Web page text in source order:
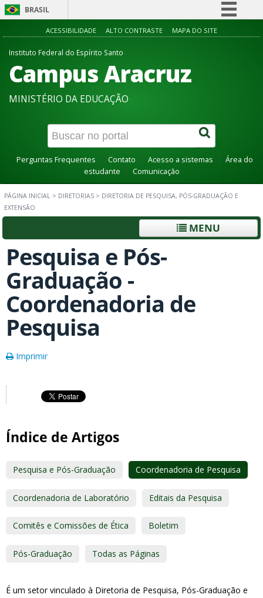
BRASIL
Simplifique!
Acesso à informação
Canais
ACESSIBILIDADE ALTO CONTRASTE MAPA DO SITE
Instituto Federal do Espírito Santo
Campus Aracruz
MINISTÉRIO DA EDUCAÇÃO
Perguntas Frequentes Contato Acesso a sistemas
Área do
estudante
Comunicação
PÁGINA INICIAL > DIRETORIAS > DIRETORIA DE PESQUISA, PÓS-GRADUAÇÃO E
EXTENSÃO
MENU
Pesquisa e Pós-
Graduação -
Coordenadoria de
Pesquisa
Imprimir
Índice de Artigos
Pesquisa e Pós-Graduação Coordenadoria de Pesquisa
Coordenadoria de Laboratório Editais da Pesquisa
Comitês e Comissões de Ética Boletim
Pós-Graduação Todas as Páginas
É um setor vinculado à Diretoria de Pesquisa, Pós-Graduação e